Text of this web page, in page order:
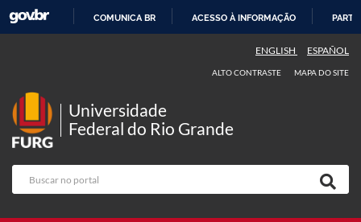
COMUNICA BR ACESSO À INFORMAÇÃO
ENGLISH ESPAÑOL
ALTO CONTRASTE MAPA DO SITE
Universidade
Federal do Rio Grande